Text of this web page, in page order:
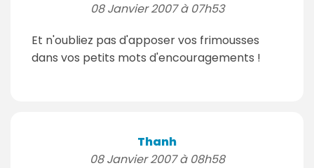
08 Janvier 2007 à 07h53
Et n'oubliez pas d'apposer vos frimousses
dans vos petits mots d'encouragements !
Thanh
08 Janvier 2007 à 08h58